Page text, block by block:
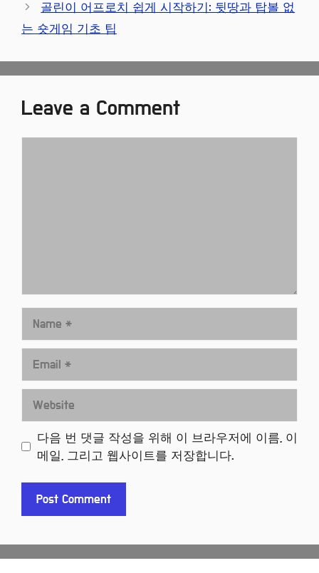
골린이 어프로치 쉽게 시작하기: 뒷땅과 탑볼 없
는 숏게임 기초 팁
Leave a Comment
다음 번 댓글 작성을 위해 이 브라우저에 이름, 이
메일, 그리고 웹사이트를 저장합니다.